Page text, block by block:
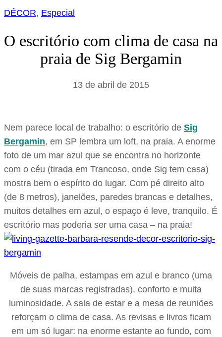
DÉCOR, Especial
O escritório com clima de casa na
praia de Sig Bergamin
13 de abril de 2015
Nem parece local de trabalho: o escritório de Sig
Bergamin, em SP lembra um loft, na praia. A enorme
foto de um mar azul que se encontra no horizonte
com o céu (tirada em Trancoso, onde Sig tem casa)
mostra bem o espírito do lugar. Com pé direito alto
(de 8 metros), janelões, paredes brancas e detalhes,
muitos detalhes em azul, o espaço é leve, tranquilo. É
escritório mas poderia ser uma casa – na praia!
Móveis de palha, estampas em azul e branco (uma
de suas marcas registradas), conforto e muita
luminosidade. A sala de estar e a mesa de reuniões
reforçam o clima de casa. As revisas e livros ficam
em um só lugar: na enorme estante ao fundo, com